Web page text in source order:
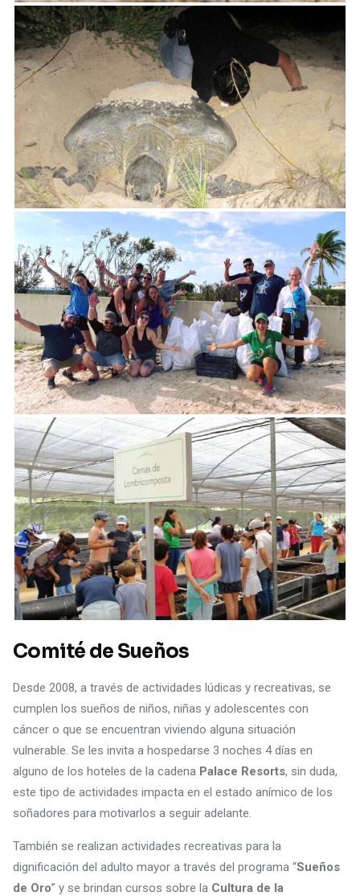
Comité de Sueños
Desde 2008, a través de actividades lúdicas y recreativas, se
cumplen los sueños de niños, niñas y adolescentes con
cáncer o que se encuentran viviendo alguna situación
vulnerable. Se les invita a hospedarse 3 noches 4 días en
alguno de los hoteles de la cadena Palace Resorts, sin duda,
este tipo de actividades impacta en el estado anímico de los
soñadores para motivarlos a seguir adelante.
También se realizan actividades recreativas para la
dignificación del adulto mayor a través del programa “Sueños
de Oro” y se brindan cursos sobre la Cultura de la